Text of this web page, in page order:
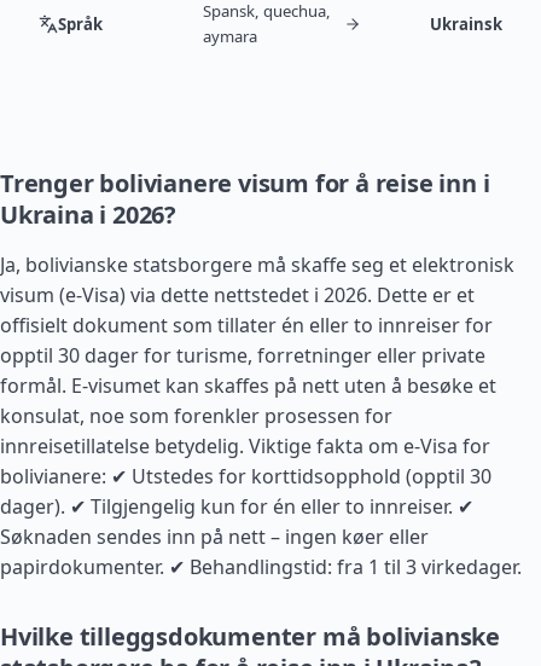
Språk
Spansk, quechua,
aymara
Ukrainsk
Trenger bolivianere visum for å reise inn i
Ukraina i 2026?
Ja, bolivianske statsborgere må skaffe seg et elektronisk
visum (e-Visa) via dette nettstedet i 2026. Dette er et
offisielt dokument som tillater én eller to innreiser for
opptil 30 dager for turisme, forretninger eller private
formål. E-visumet kan skaffes på nett uten å besøke et
konsulat, noe som forenkler prosessen for
innreisetillatelse betydelig. Viktige fakta om e-Visa for
bolivianere: ✔ Utstedes for korttidsopphold (opptil 30
dager). ✔ Tilgjengelig kun for én eller to innreiser. ✔
Søknaden sendes inn på nett – ingen køer eller
papirdokumenter. ✔ Behandlingstid: fra 1 til 3 virkedager.
Hvilke tilleggsdokumenter må bolivianske